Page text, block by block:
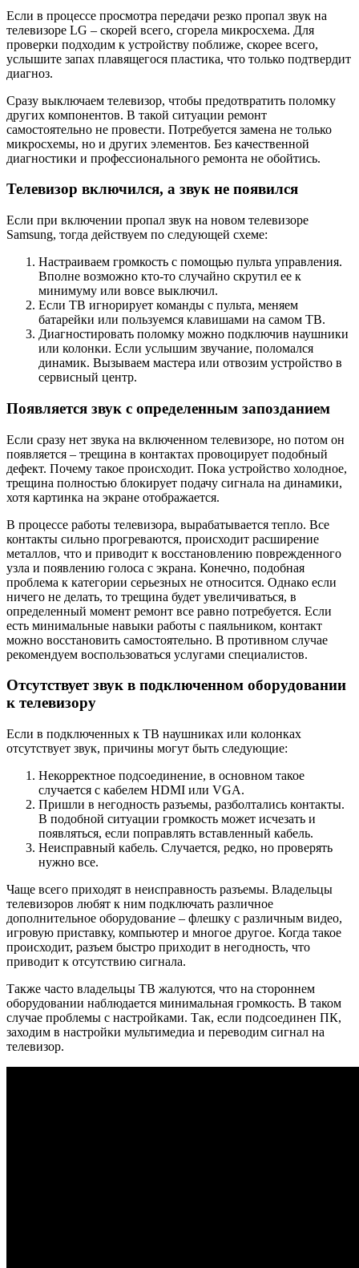
Если в процессе просмотра передачи резко пропал звук на
телевизоре LG – скорей всего, сгорела микросхема. Для
проверки подходим к устройству поближе, скорее всего,
услышите запах плавящегося пластика, что только подтвердит
диагноз.
Сразу выключаем телевизор, чтобы предотвратить поломку
других компонентов. В такой ситуации ремонт
самостоятельно не провести. Потребуется замена не только
микросхемы, но и других элементов. Без качественной
диагностики и профессионального ремонта не обойтись.
Телевизор включился, а звук не появился
Если при включении пропал звук на новом телевизоре
Samsung, тогда действуем по следующей схеме:
Настраиваем громкость с помощью пульта управления.
Вполне возможно кто-то случайно скрутил ее к
минимуму или вовсе выключил.
Если ТВ игнорирует команды с пульта, меняем
батарейки или пользуемся клавишами на самом ТВ.
Диагностировать поломку можно подключив наушники
или колонки. Если услышим звучание, поломался
динамик. Вызываем мастера или отвозим устройство в
сервисный центр.
Появляется звук с определенным запозданием
Если сразу нет звука на включенном телевизоре, но потом он
появляется – трещина в контактах провоцирует подобный
дефект. Почему такое происходит. Пока устройство холодное,
трещина полностью блокирует подачу сигнала на динамики,
хотя картинка на экране отображается.
В процессе работы телевизора, вырабатывается тепло. Все
контакты сильно прогреваются, происходит расширение
металлов, что и приводит к восстановлению поврежденного
узла и появлению голоса с экрана. Конечно, подобная
проблема к категории серьезных не относится. Однако если
ничего не делать, то трещина будет увеличиваться, в
определенный момент ремонт все равно потребуется. Если
есть минимальные навыки работы с паяльником, контакт
можно восстановить самостоятельно. В противном случае
рекомендуем воспользоваться услугами специалистов.
Отсутствует звук в подключенном оборудовании
к телевизору
Если в подключенных к ТВ наушниках или колонках
отсутствует звук, причины могут быть следующие:
Некорректное подсоединение, в основном такое
случается с кабелем HDMI или VGA.
Пришли в негодность разъемы, разболтались контакты.
В подобной ситуации громкость может исчезать и
появляться, если поправлять вставленный кабель.
Неисправный кабель. Случается, редко, но проверять
нужно все.
Чаще всего приходят в неисправность разъемы. Владельцы
телевизоров любят к ним подключать различное
дополнительное оборудование – флешку с различным видео,
игровую приставку, компьютер и многое другое. Когда такое
происходит, разъем быстро приходит в негодность, что
приводит к отсутствию сигнала.
Также часто владельцы ТВ жалуются, что на стороннем
оборудовании наблюдается минимальная громкость. В таком
случае проблемы с настройками. Так, если подсоединен ПК,
заходим в настройки мультимедиа и переводим сигнал на
телевизор.